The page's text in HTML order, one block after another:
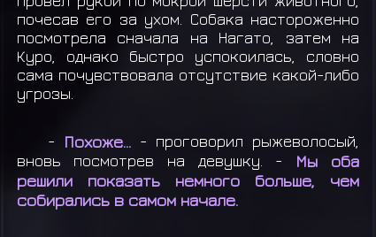
почесав его за ухом. Собака настороженно
посмотрела сначала на Нагато, затем на
Куро, однако быстро успокоилась, словно
сама почувствовала отсутствие какой-либо
угрозы.
- Похоже... - проговорил рыжеволосый,
вновь посмотрев на девушку. -
Мы оба
решили показать немного больше, чем
собирались в самом начале.